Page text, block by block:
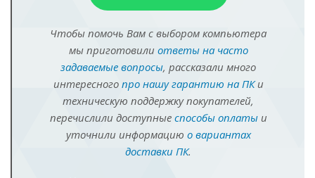
Чтобы помочь Вам с выбором компьютера
мы приготовили ответы на часто
задаваемые вопросы, рассказали много
интересного про нашу гарантию на ПКи
техническую поддержку покупателей,
перечислили доступные способы оплатыи
уточнили информацию о вариантах
доставки ПК.